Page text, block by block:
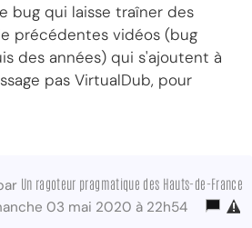
bug qui laisse traîner des
précédentes vidéos (bug
des années) qui s'ajoutent à
pas VirtualDub, pour
Un ragoteur pragmatique des Hauts-de-France
03 mai 2020 à 22h54